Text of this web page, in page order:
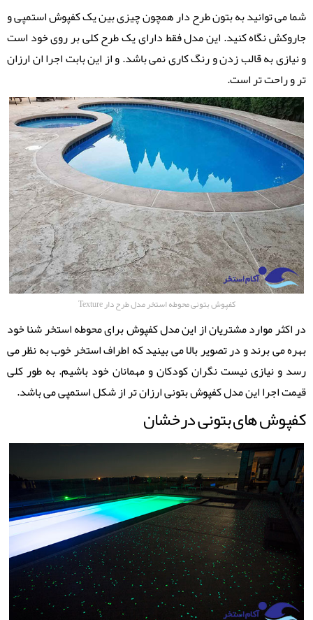
شما می توانید به بتون طرح دار همچون چیزی بین یک کفپوش استمپی و
جاروکش نگاه کنید. این مدل فقط دارای یک طرح کلی بر روی خود است
و نیازی به قالب زدن و رنگ کاری نمی باشد. و از این بابت اجرا ان ارزان
تر و راحت تر است.
کفپوش بتونی محوطه استخر مدل طرح دار Texture
در اکثر موارد مشتریان از این مدل کفپوش برای محوطه استخر شنا خود
بهره می برند و در تصویر بالا می بینید که اطراف استخر خوب به نظر می
رسد و نیازی نیست نگران کودکان و مهمانان خود باشیم. به طور کلی
قیمت اجرا این مدل کفپوش بتونی ارزان تر از شکل استمپی می باشد.
کفپوش های بتونی درخشان